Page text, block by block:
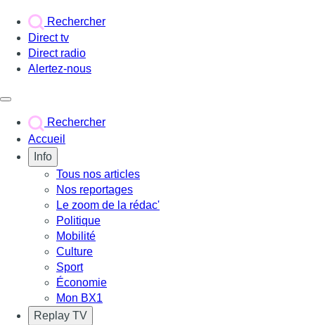
Rechercher
Direct tv
Direct radio
Alertez-nous
Rechercher
Accueil
Info
Tous nos articles
Nos reportages
Le zoom de la rédac'
Politique
Mobilité
Culture
Sport
Économie
Mon BX1
Replay TV